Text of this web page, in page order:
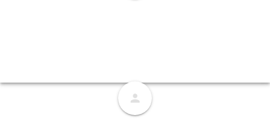
person